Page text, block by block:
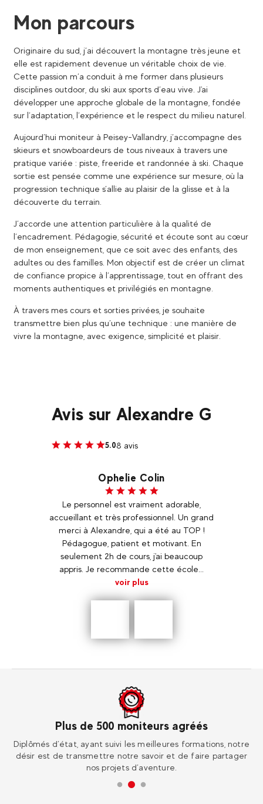
Mon parcours
Originaire du sud, j’ai découvert la montagne très jeune et
elle est rapidement devenue un véritable choix de vie.
Cette passion m’a conduit à me former dans plusieurs
disciplines outdoor, du ski aux sports d’eau vive. J'ai
développer une approche globale de la montagne, fondée
sur l’adaptation, l’expérience et le respect du milieu naturel.
Aujourd’hui moniteur à Peisey-Vallandry, j’accompagne des
skieurs et snowboardeurs de tous niveaux à travers une
pratique variée : piste, freeride et randonnée à ski. Chaque
sortie est pensée comme une expérience sur mesure, où la
progression technique s’allie au plaisir de la glisse et à la
découverte du terrain.
J’accorde une attention particulière à la qualité de
l’encadrement. Pédagogie, sécurité et écoute sont au cœur
de mon enseignement, que ce soit avec des enfants, des
adultes ou des familles. Mon objectif est de créer un climat
de confiance propice à l’apprentissage, tout en offrant des
moments authentiques et privilégiés en montagne.
À travers mes cours et sorties privées, je souhaite
transmettre bien plus qu’une technique : une manière de
vivre la montagne, avec exigence, simplicité et plaisir.
Avis sur Alexandre G
5.08 avis
Ophelie Colin
Le personnel est vraiment adorable,
accueillant et très professionnel. Un grand
merci à Alexandre, qui a été au TOP !
Pédagogue, patient et motivant. En
seulement 2h de cours, j'ai beaucoup
appris. Je recommande cette école...
voir plus
plus
Plus de 500 moniteurs agréés
Diplômés d’état, ayant suivi les meilleures formations, notre
désir est de transmettre notre savoir et de faire partager
nos projets d’aventure.